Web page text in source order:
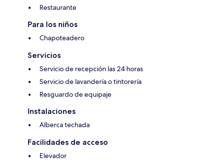
Restaurante
Para los niños
Chapoteadero
Servicios
Servicio de recepción las 24 horas
Servicio de lavandería o tintorería
Resguardo de equipaje
Instalaciones
Alberca techada
Facilidades de acceso
Elevador